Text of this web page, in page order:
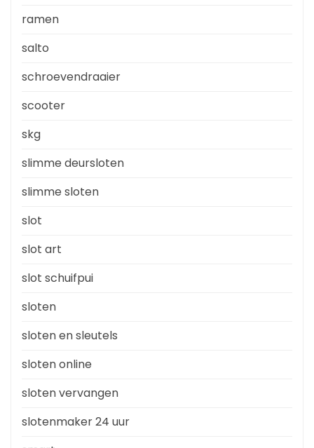
ramen
salto
schroevendraaier
scooter
skg
slimme deursloten
slimme sloten
slot
slot art
slot schuifpui
sloten
sloten en sleutels
sloten online
sloten vervangen
slotenmaker 24 uur